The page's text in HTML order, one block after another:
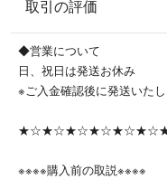
・領収書は発行致しません。
スムーズなお取引を心掛け
ns70000135210
取引の評価
◆営業について
日、祝日は発送お休み
※ご入金確認後に発送いた
※※※※購入前の取説※※※※